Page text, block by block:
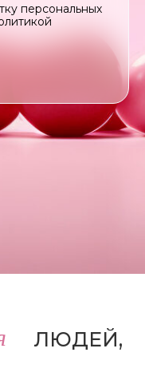
персональных
ЛЮДЕЙ,